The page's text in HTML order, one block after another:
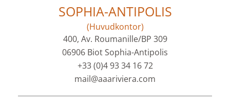
SOPHIA-ANTIPOLIS
(Huvudkontor)
400, Av. Roumanille/BP 309
06906 Biot Sophia-Antipolis
+33 (0)4 93 34 16 72
mail@aaariviera.com